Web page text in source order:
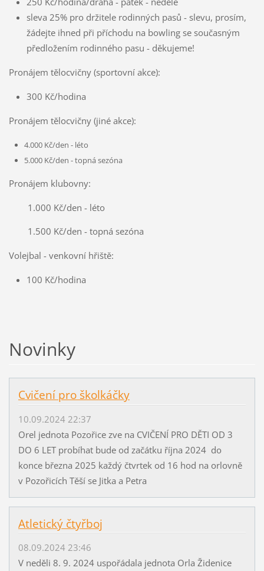
sleva 25% pro držitele rodinných pasů - slevu, prosím,
žádejte ihned při příchodu na bowling se současným
předložením rodinného pasu - děkujeme!
Pronájem tělocvičny (sportovní akce):
300 Kč/hodina
Pronájem tělocvičny (jiné akce):
4.000 Kč/den - léto
5.000 Kč/den - topná sezóna
Pronájem klubovny:
1.000 Kč/den - léto
1.500 Kč/den - topná sezóna
Volejbal - venkovní hřiště:
100 Kč/hodina
Novinky
Cvičení pro školkáčky
10.09.2024 22:37
Orel jednota Pozořice zve na CVIČENÍ PRO DĚTI OD 3
DO 6 LET probíhat bude od začátku října 2024 do
konce března 2025 každý čtvrtek od 16 hod na orlovně
v Pozořicích Těší se Jitka a Petra
Atletický čtyřboj
08.09.2024 23:46
V neděli 8. 9. 2024 uspořádala jednota Orla Židenice